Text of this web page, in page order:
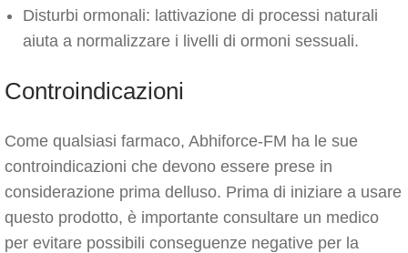
Disturbi ormonali: lattivazione di processi naturali
aiuta a normalizzare i livelli di ormoni sessuali.
Controindicazioni
Come qualsiasi farmaco, Abhiforce-FM ha le sue
controindicazioni che devono essere prese in
considerazione prima delluso. Prima di iniziare a usare
questo prodotto, è importante consultare un medico
per evitare possibili conseguenze negative per la